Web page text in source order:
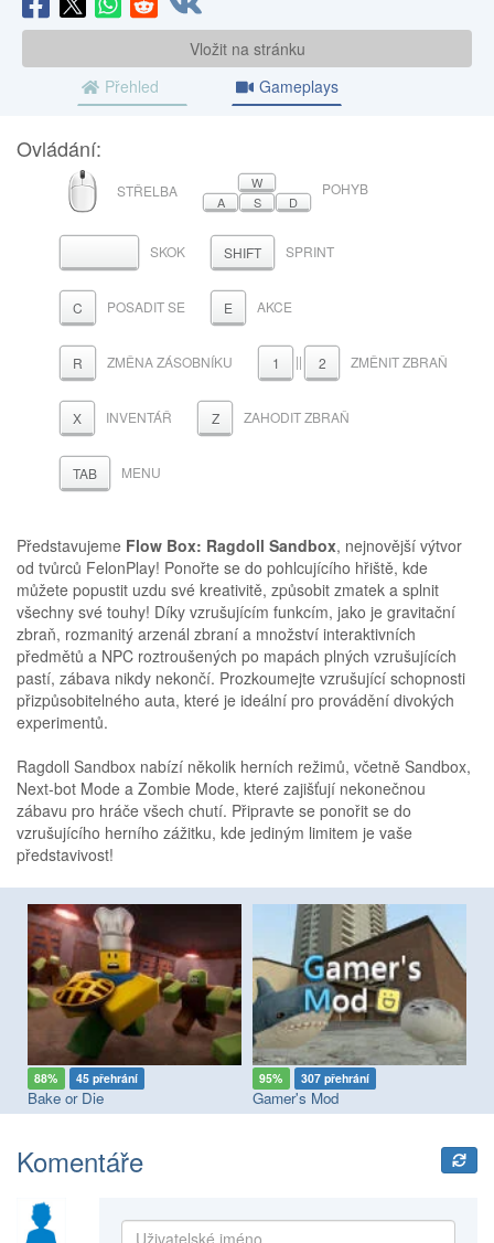
Vložit na stránku
Přehled
Gameplays
Ovládání:
MYŠ
STŘELBA
W
A
S D
POHYB
MEZERNÍKSKOK SHIFT SPRINT
C POSADIT SE E AKCE
R ZMĚNA ZÁSOBNÍKU 1 || 2 ZMĚNIT ZBRAŇ
X INVENTÁŘ Z ZAHODIT ZBRAŇ
TAB MENU
Představujeme Flow Box: Ragdoll Sandbox, nejnovější výtvor
od tvůrců FelonPlay! Ponořte se do pohlcujícího hřiště, kde
můžete popustit uzdu své kreativitě, způsobit zmatek a splnit
všechny své touhy! Díky vzrušujícím funkcím, jako je gravitační
zbraň, rozmanitý arzenál zbraní a množství interaktivních
předmětů a NPC roztroušených po mapách plných vzrušujících
pastí, zábava nikdy nekončí. Prozkoumejte vzrušující schopnosti
přizpůsobitelného auta, které je ideální pro provádění divokých
experimentů.
Ragdoll Sandbox nabízí několik herních režimů, včetně Sandbox,
Next-bot Mode a Zombie Mode, které zajišťují nekonečnou
zábavu pro hráče všech chutí. Připravte se ponořit se do
vzrušujícího herního zážitku, kde jediným limitem je vaše
představivost!
88% 45 přehrání
Bake or Die
95% 307 přehrání
Gamer's Mod
Komentáře